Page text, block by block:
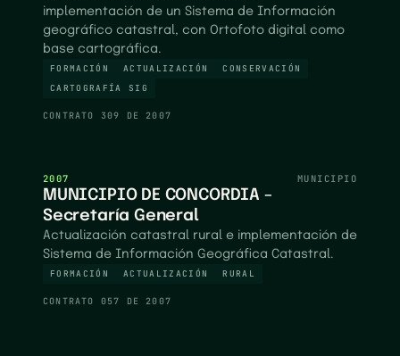
implementación de un Sistema de Información
geográfico catastral, con Ortofoto digital como
base cartográfica.
FORMACIÓN ACTUALIZACIÓN
CONSERVACIÓN
CARTOGRAFÍA SIG
CONTRATO 309 DE 2007
2007 MUNICIPIO
MUNICIPIO DE CONCORDIA –
Secretaría General
Actualización catastral rural e implementación de
Sistema de Información Geográfica Catastral.
FORMACIÓN ACTUALIZACIÓN RURAL
CONTRATO 057 DE 2007